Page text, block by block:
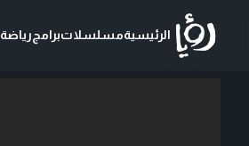
الرئيسيةمسلسلاتبرامجرياضة